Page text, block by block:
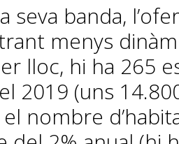
seva banda,
menys
lloc, hi ha 265
2019 (uns
el nombre